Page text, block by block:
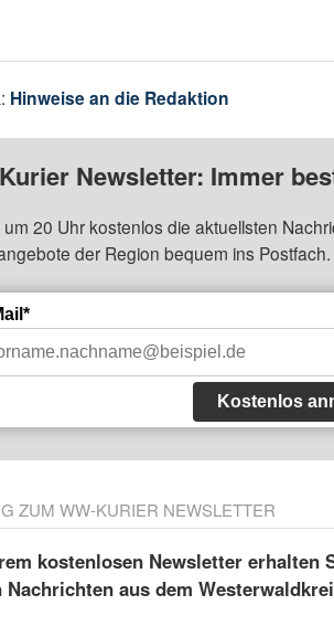
Hinweise an die Redaktion
Newsletter: Immer
um 20 Uhr kostenlos die aktuellsten
der Region bequem ins Postfach.
Kostenlos
ZUM WW-KURIER NEWSLETTER
kostenlosen Newsletter erhalten
Nachrichten aus dem